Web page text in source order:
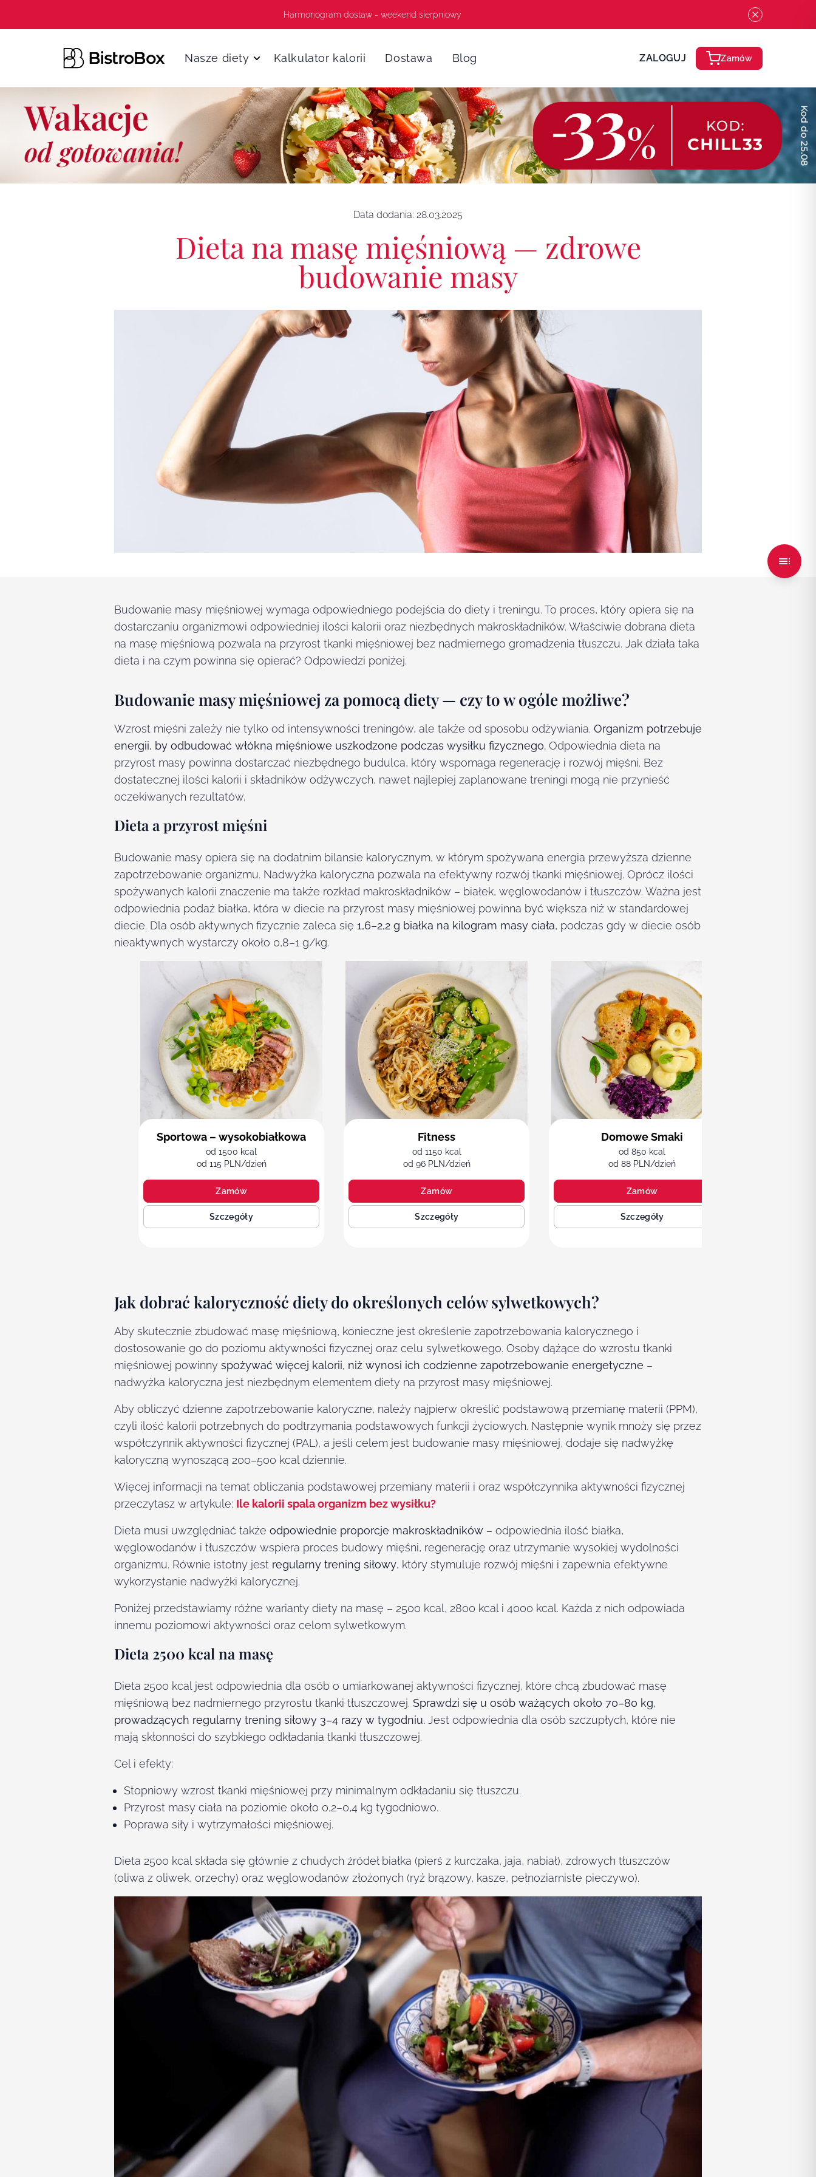
Harmonogram dostaw - weekend sierpniowy
Nasze diety Kalkulator kalorii Dostawa Blog ZALOGUJ Zamów
Data dodania: 28.03.2025
Dieta na masę mięśniową — zdrowe
budowanie masy
Budowanie masy mięśniowej wymaga odpowiedniego podejścia do diety i treningu. To proces, który opiera się na
dostarczaniu organizmowi odpowiedniej ilości kalorii oraz niezbędnych makroskładników. Właściwie dobrana dieta
na masę mięśniową pozwala na przyrost tkanki mięśniowej bez nadmiernego gromadzenia tłuszczu. Jak działa taka
dieta i na czym powinna się opierać? Odpowiedzi poniżej.
Budowanie masy mięśniowej za pomocą diety — czy to w ogóle możliwe?
Wzrost mięśni zależy nie tylko od intensywności treningów, ale także od sposobu odżywiania. Organizm potrzebuje
energii, by odbudować włókna mięśniowe uszkodzone podczas wysiłku fizycznego. Odpowiednia dieta na
przyrost masy powinna dostarczać niezbędnego budulca, który wspomaga regenerację i rozwój mięśni. Bez
dostatecznej ilości kalorii i składników odżywczych, nawet najlepiej zaplanowane treningi mogą nie przynieść
oczekiwanych rezultatów.
Dieta a przyrost mięśni
Budowanie masy opiera się na dodatnim bilansie kalorycznym, w którym spożywana energia przewyższa dzienne
zapotrzebowanie organizmu. Nadwyżka kaloryczna pozwala na efektywny rozwój tkanki mięśniowej. Oprócz ilości
spożywanych kalorii znaczenie ma także rozkład makroskładników – białek, węglowodanów i tłuszczów. Ważna jest
odpowiednia podaż białka, która w diecie na przyrost masy mięśniowej powinna być większa niż w standardowej
diecie. Dla osób aktywnych fizycznie zaleca się 1,6–2,2 g białka na kilogram masy ciała, podczas gdy w diecie osób
nieaktywnych wystarczy około 0,8–1 g/kg.
Sportowa – wysokobiałkowa
od 1500 kcal
od 115 PLN/dzień
Zamów
Szczegóły
Fitness
od 1150 kcal
od 96 PLN/dzień
Zamów
Szczegóły
Domowe Smaki
od 850 kcal
od 88 PLN/dzień
Zamów
Szczegóły
Jak dobrać kaloryczność diety do określonych celów sylwetkowych?
Aby skutecznie zbudować masę mięśniową, konieczne jest określenie zapotrzebowania kalorycznego i
dostosowanie go do poziomu aktywności fizycznej oraz celu sylwetkowego. Osoby dążące do wzrostu tkanki
mięśniowej powinny spożywać więcej kalorii, niż wynosi ich codzienne zapotrzebowanie energetyczne –
nadwyżka kaloryczna jest niezbędnym elementem diety na przyrost masy mięśniowej.
Aby obliczyć dzienne zapotrzebowanie kaloryczne, należy najpierw określić podstawową przemianę materii (PPM),
czyli ilość kalorii potrzebnych do podtrzymania podstawowych funkcji życiowych. Następnie wynik mnoży się przez
współczynnik aktywności fizycznej (PAL), a jeśli celem jest budowanie masy mięśniowej, dodaje się nadwyżkę
kaloryczną wynoszącą 200–500 kcal dziennie.
Więcej informacji na temat obliczania podstawowej przemiany materii i oraz współczynnika aktywności fizycznej
przeczytasz w artykule: Ile kalorii spala organizm bez wysiłku?
Dieta musi uwzględniać także odpowiednie proporcje makroskładników – odpowiednia ilość białka,
węglowodanów i tłuszczów wspiera proces budowy mięśni, regenerację oraz utrzymanie wysokiej wydolności
organizmu. Równie istotny jest regularny trening siłowy, który stymuluje rozwój mięśni i zapewnia efektywne
wykorzystanie nadwyżki kalorycznej.
Poniżej przedstawiamy różne warianty diety na masę – 2500 kcal, 2800 kcal i 4000 kcal. Każda z nich odpowiada
innemu poziomowi aktywności oraz celom sylwetkowym.
Dieta 2500 kcal na masę
Dieta 2500 kcal jest odpowiednia dla osób o umiarkowanej aktywności fizycznej, które chcą zbudować masę
mięśniową bez nadmiernego przyrostu tkanki tłuszczowej. Sprawdzi się u osób ważących około 70–80 kg,
prowadzących regularny trening siłowy 3–4 razy w tygodniu. Jest odpowiednia dla osób szczupłych, które nie
mają skłonności do szybkiego odkładania tkanki tłuszczowej.
Cel i efekty:
Stopniowy wzrost tkanki mięśniowej przy minimalnym odkładaniu się tłuszczu.
Przyrost masy ciała na poziomie około 0,2–0,4 kg tygodniowo.
Poprawa siły i wytrzymałości mięśniowej.
Dieta 2500 kcal składa się głównie z chudych źródeł białka (pierś z kurczaka, jaja, nabiał), zdrowych tłuszczów
(oliwa z oliwek, orzechy) oraz węglowodanów złożonych (ryż brązowy, kasze, pełnoziarniste pieczywo).